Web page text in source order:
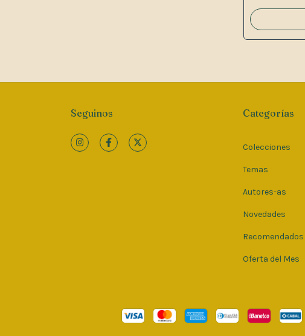
Seguinos Categorías
Colecciones
Temas
Autores-as
Novedades
Recomendados
Oferta del Mes